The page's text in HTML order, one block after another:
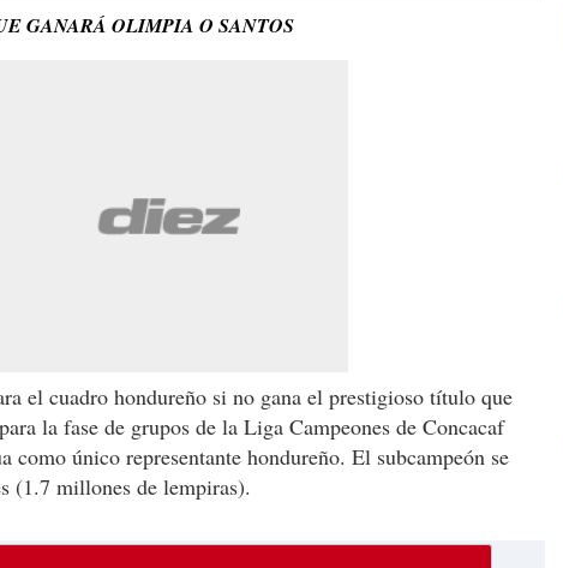
GANARÁ OLIMPIA O SANTOS
el cuadro hondureño si no gana el prestigioso título que
la fase de grupos de la Liga Campeones de Concacaf
como único representante hondureño. El subcampeón se
(1.7 millones de lempiras).